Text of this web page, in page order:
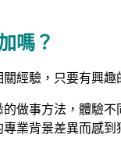
嗎？
關經驗，只要有興
做事方法，體驗
業背景差異而感到